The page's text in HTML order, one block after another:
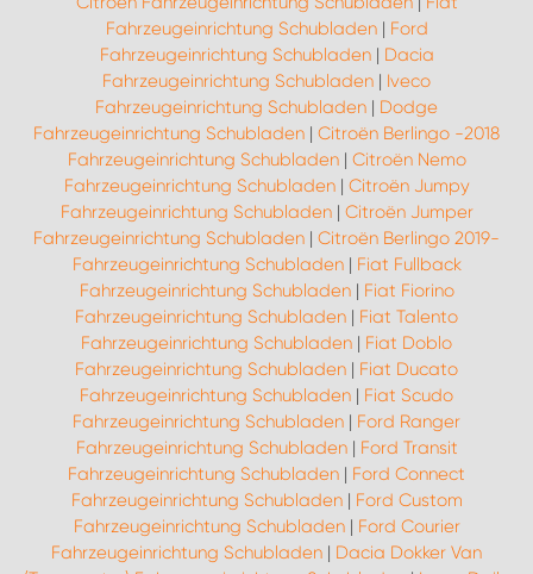
Fahrzeugeinrichtung Schubladen| Ford
Fahrzeugeinrichtung Schubladen| Dacia
Fahrzeugeinrichtung Schubladen | Iveco
Fahrzeugeinrichtung Schubladen | Dodge
Fahrzeugeinrichtung Schubladen | Citroën Berlingo -2018
Fahrzeugeinrichtung Schubladen| Citroën Nemo
Fahrzeugeinrichtung Schubladen| Citroën Jumpy
Fahrzeugeinrichtung Schubladen| Citroën Jumper
Fahrzeugeinrichtung Schubladen | Citroën Berlingo 2019-
Fahrzeugeinrichtung Schubladen| Fiat Fullback
Fahrzeugeinrichtung Schubladen| Fiat Fiorino
Fahrzeugeinrichtung Schubladen | Fiat Talento
Fahrzeugeinrichtung Schubladen | Fiat Doblo
Fahrzeugeinrichtung Schubladen | Fiat Ducato
Fahrzeugeinrichtung Schubladen | Fiat Scudo
Fahrzeugeinrichtung Schubladen | Ford Ranger
Fahrzeugeinrichtung Schubladen| Ford Transit
Fahrzeugeinrichtung Schubladen | Ford Connect
Fahrzeugeinrichtung Schubladen| Ford Custom
Fahrzeugeinrichtung Schubladen| Ford Courier
Fahrzeugeinrichtung Schubladen | Dacia Dokker Van